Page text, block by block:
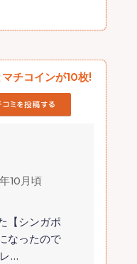
チコインが10枚!
10月頃
【シンガポ
なったので
…